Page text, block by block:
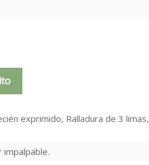
exprimido, Ralladura de 3 limas,